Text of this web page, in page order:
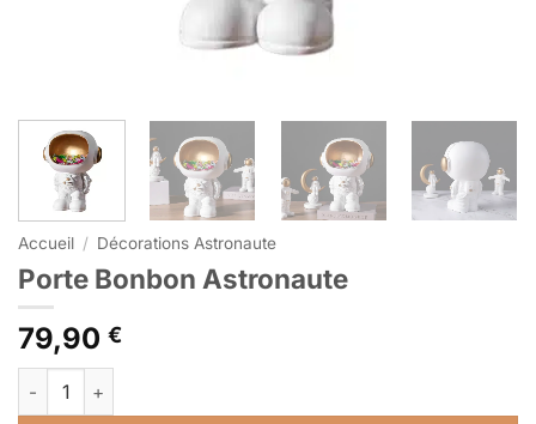
Accueil / Décorations Astronaute
Porte Bonbon Astronaute
79,90 €
quantité de Porte Bonbon Astronaute
Alternative: